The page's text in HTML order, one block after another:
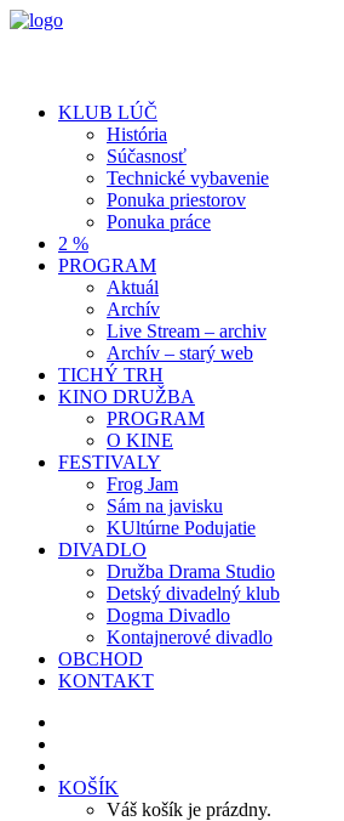
KLUB LÚČ
História
Súčasnosť
Technické vybavenie
Ponuka priestorov
Ponuka práce
2 %
PROGRAM
Aktuál
Archív
Live Stream – archiv
Archív – starý web
TICHÝ TRH
KINO DRUŽBA
PROGRAM
O KINE
FESTIVALY
Frog Jam
Sám na javisku
KUltúrne Podujatie
DIVADLO
Družba Drama Studio
Detský divadelný klub
Dogma Divadlo
Kontajnerové divadlo
OBCHOD
KONTAKT
KOŠÍK
Váš košík je prázdny.